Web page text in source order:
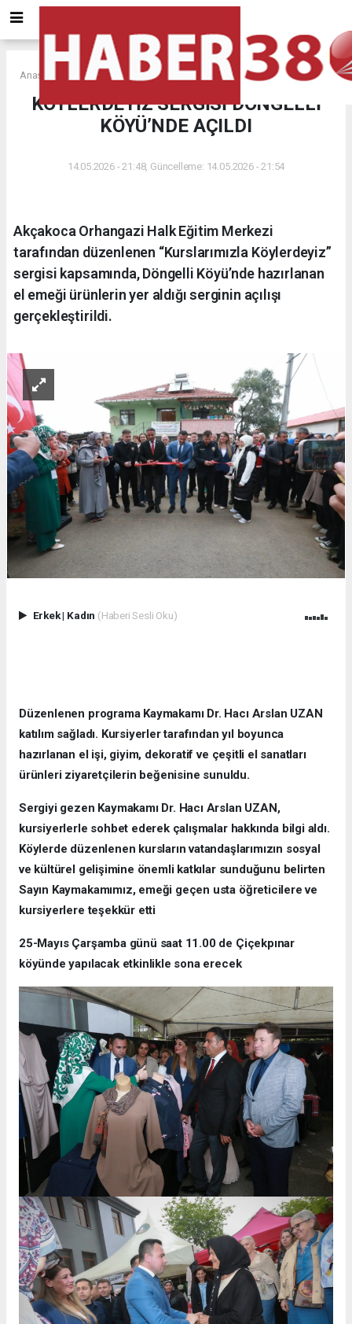
Anasayfa
KÖYLERDEYİZ SERGİSİ DÖNGELLİ
KÖYÜ’NDE AÇILDI
14.05.2026 - 21:48, Güncelleme: 14.05.2026 - 21:54
Akçakoca Orhangazi Halk Eğitim Merkezi
tarafından düzenlenen “Kurslarımızla Köylerdeyiz”
sergisi kapsamında, Döngelli Köyü’nde hazırlanan
el emeği ürünlerin yer aldığı serginin açılışı
gerçekleştirildi.
Erkek| Kadın (Haberi Sesli Oku)
Düzenlenen programa Kaymakamı Dr. Hacı Arslan UZAN
katılım sağladı. Kursiyerler tarafından yıl boyunca
hazırlanan el işi, giyim, dekoratif ve çeşitli el sanatları
ürünleri ziyaretçilerin beğenisine sunuldu.
Sergiyi gezen Kaymakamı Dr. Hacı Arslan UZAN,
kursiyerlerle sohbet ederek çalışmalar hakkında bilgi aldı.
Köylerde düzenlenen kursların vatandaşlarımızın sosyal
ve kültürel gelişimine önemli katkılar sunduğunu belirten
Sayın Kaymakamımız, emeği geçen usta öğreticilere ve
kursiyerlere teşekkür etti
25-Mayıs Çarşamba günü saat 11.00 de Çiçekpınar
köyünde yapılacak etkinlikle sona erecek